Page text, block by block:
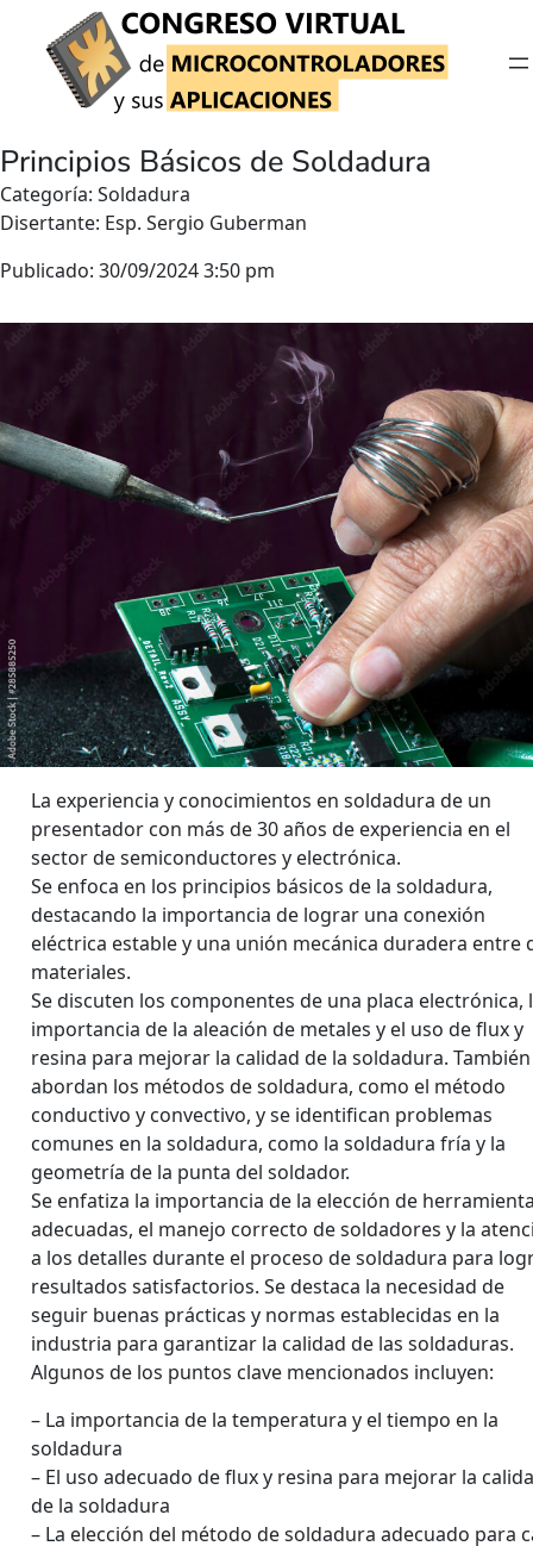
contenido
Principios Básicos de Soldadura
Categoría: Soldadura
Disertante: Esp. Sergio Guberman
Publicado: 30/09/2024 3:50 pm
La experiencia y conocimientos en soldadura de un
presentador con más de 30 años de experiencia en el
sector de semiconductores y electrónica.
Se enfoca en los principios básicos de la soldadura,
destacando la importancia de lograr una conexión
eléctrica estable y una unión mecánica duradera entre
materiales.
Se discuten los componentes de una placa electrónica,
importancia de la aleación de metales y el uso de flux y
resina para mejorar la calidad de la soldadura.
abordan los métodos de soldadura, como el método
conductivo y convectivo, y se identifican problemas
comunes en la soldadura, como la soldadura fría y la
geometría de la punta del soldador.
Se enfatiza la importancia de la elección de
adecuadas, el manejo correcto de soldadores y la
a los detalles durante el proceso de soldadura para
resultados satisfactorios. Se destaca la necesidad de
seguir buenas prácticas y normas establecidas en la
industria para garantizar la calidad de las soldaduras.
Algunos de los puntos clave mencionados incluyen:
– La importancia de la temperatura y el tiempo en la
soldadura
– El uso adecuado de flux y resina para mejorar la
de la soldadura
– La elección del método de soldadura adecuado para